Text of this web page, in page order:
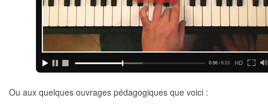
Ou aux quelques ouvrages pédagogiques que voici :